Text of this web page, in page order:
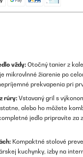
vždy: Otočný tanier z
mikrovlnné žiarenie po
prekvapenia pri
rúry: Vstavaný gril s
alebo ho môžete
jedlo pripravíte za
Kompaktné stolové
kuchynky, izby na